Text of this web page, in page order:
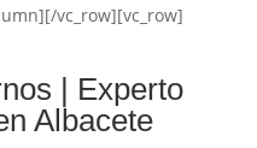
vc_row][vc_row]
| Experto
Albacete